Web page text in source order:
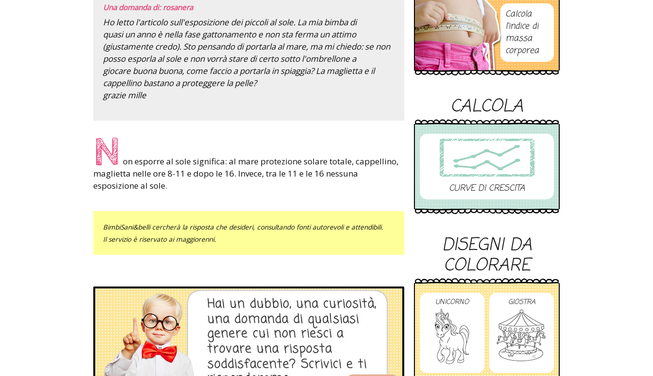
Una domanda di: rosanera
Ho letto l'articolo sull'esposizione dei piccoli al sole. La mia bimba di
quasi un anno è nella fase gattonamento e non sta ferma un attimo
(giustamente credo). Sto pensando di portarla al mare, ma mi chiedo: se non
posso esporla al sole e non vorrà stare di certo sotto l'ombrellone a
giocare buona buona, come faccio a portarla in spiaggia? La maglietta e il
cappellino bastano a proteggere la pelle?
grazie mille
N on esporre al sole significa: al mare protezione solare totale, cappellino,
maglietta nelle ore 8-11 e dopo le 16. Invece, tra le 11 e le 16 nessuna
esposizione al sole.
BimbiSani&belli cercherà la risposta che desideri, consultando fonti autorevoli e attendibili.
Il servizio è riservato ai maggiorenni.
Calcola
l’indice di
massa
corporea
CALCOLA
CURVE DI CRESCITA
DISEGNI DA
COLORARE
UNICORNO GIOSTRA